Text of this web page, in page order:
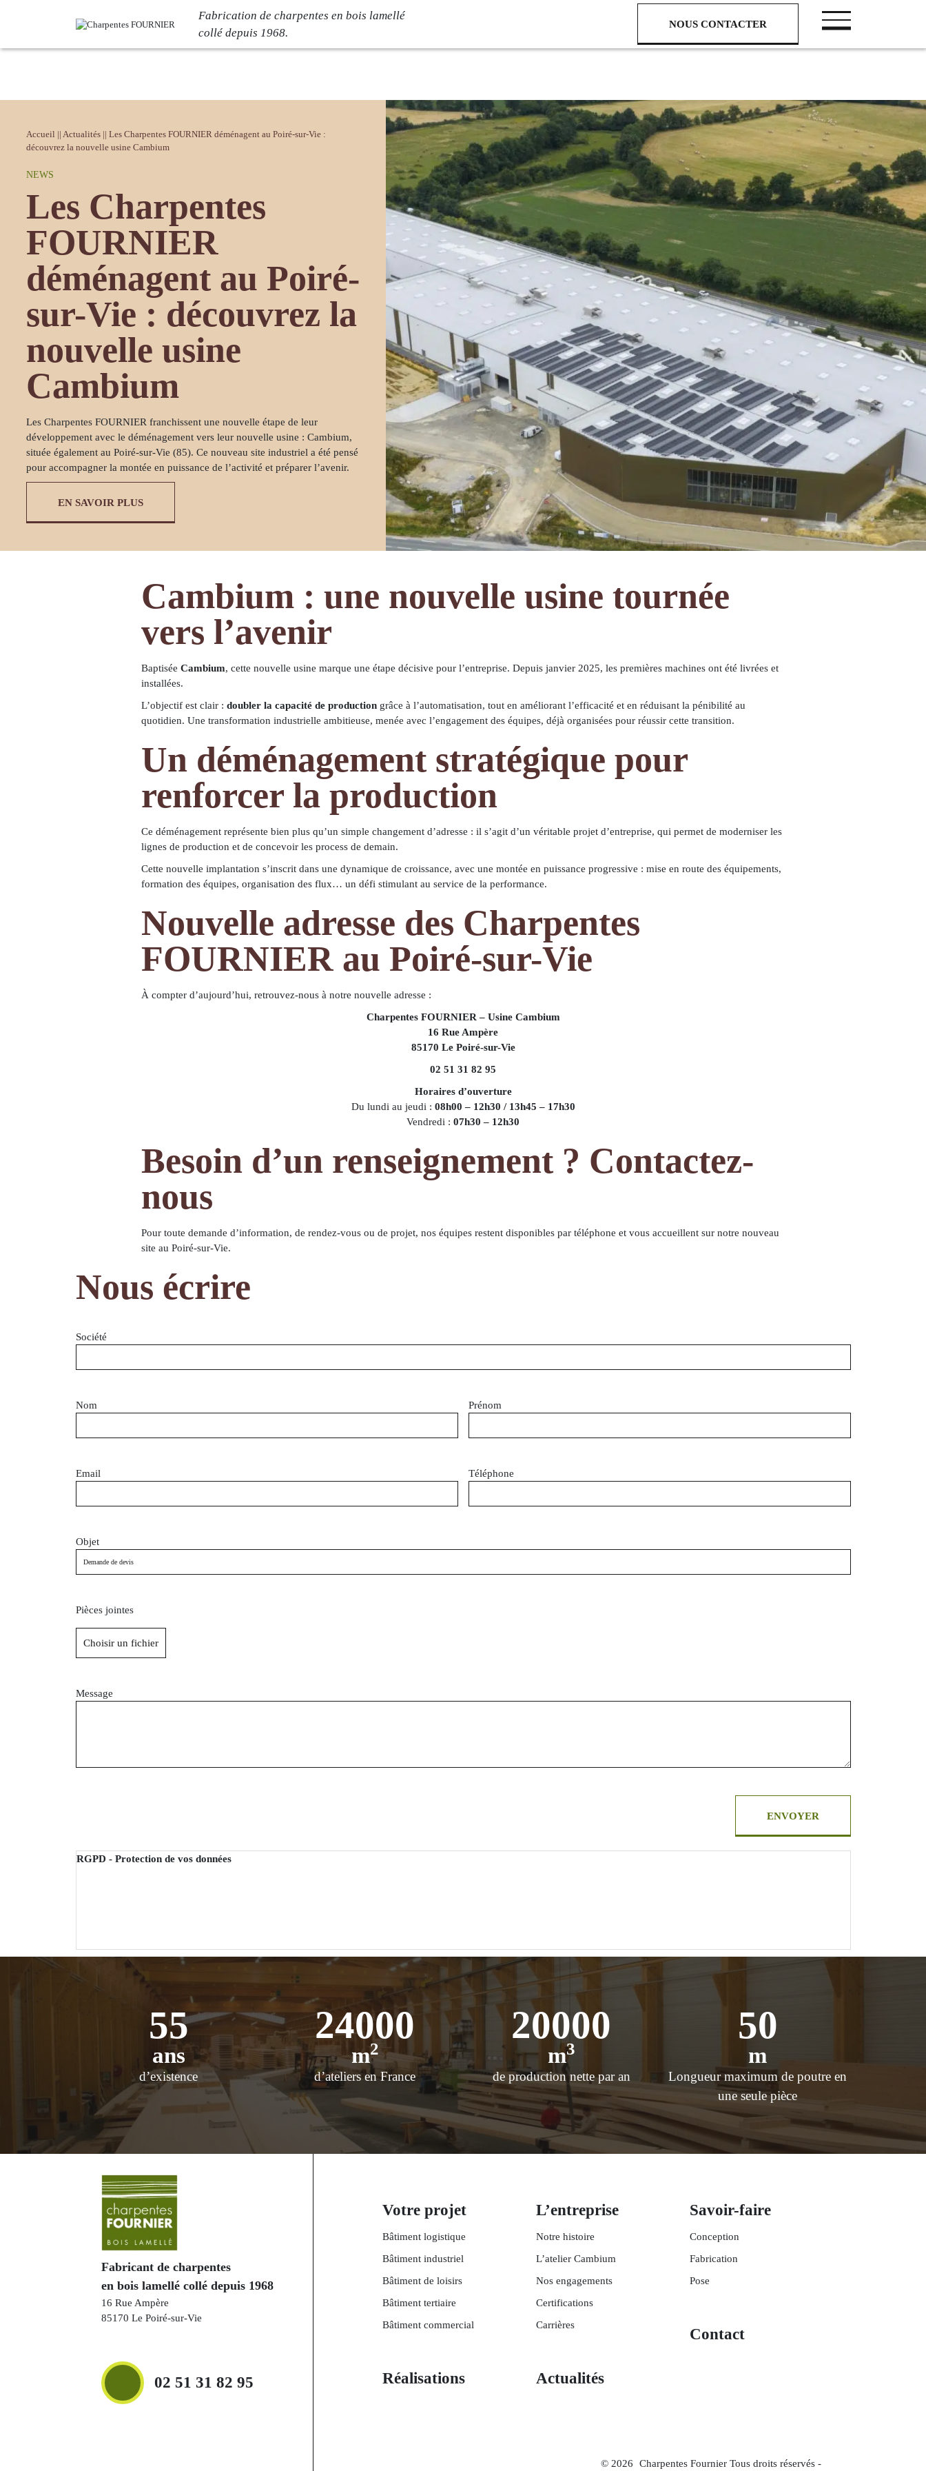
Fabrication de charpentes en bois lamellé
collé depuis 1968.
NOUS CONTACTER
Bâtiment industriel
Bâtiment de loisirs
Bâtiment commercial
Réalisations
L’atelier Cambium
Conception
Fabrication
Pose
Contact
Nous suivre
sur les réseaux
Accueil || Actualités|| Les Charpentes FOURNIER déménagent au Poiré-sur-Vie :
découvrez la nouvelle usine Cambium
NEWS
Les Charpentes
FOURNIER
déménagent au Poiré-
sur-Vie : découvrez la
nouvelle usine
Cambium
Les Charpentes FOURNIER franchissent une nouvelle étape de leur
développement avec le déménagement vers leur nouvelle usine : Cambium,
située également au Poiré-sur-Vie (85). Ce nouveau site industriel a été pensé
pour accompagner la montée en puissance de l’activité et préparer l’avenir.
EN SAVOIR PLUS
Cambium : une nouvelle usine tournée
vers l’avenir
Baptisée Cambium, cette nouvelle usine marque une étape décisive pour l’entreprise. Depuis janvier 2025, les premières machines ont été livrées et
installées.
L’objectif est clair : doubler la capacité de productiongrâce à l’automatisation, tout en améliorant l’efficacité et en réduisant la pénibilité au
quotidien. Une transformation industrielle ambitieuse, menée avec l’engagement des équipes, déjà organisées pour réussir cette transition.
Un déménagement stratégique pour
renforcer la production
Ce déménagement représente bien plus qu’un simple changement d’adresse : il s’agit d’un véritable projet d’entreprise, qui permet de moderniser les
lignes de production et de concevoir les process de demain.
Cette nouvelle implantation s’inscrit dans une dynamique de croissance, avec une montée en puissance progressive : mise en route des équipements,
formation des équipes, organisation des flux… un défi stimulant au service de la performance.
Nouvelle adresse des Charpentes
FOURNIER au Poiré-sur-Vie
À compter d’aujourd’hui, retrouvez-nous à notre nouvelle adresse :
Charpentes FOURNIER – Usine Cambium
16 Rue Ampère
85170 Le Poiré-sur-Vie
02 51 31 82 95
Horaires d’ouverture
Du lundi au jeudi : 08h00 – 12h30 / 13h45 – 17h30
Vendredi : 07h30 – 12h30
Besoin d’un renseignement ? Contactez-
nous
Pour toute demande d’information, de rendez-vous ou de projet, nos équipes restent disponibles par téléphone et vous accueillent sur notre nouveau
site au Poiré-sur-Vie.
Nous écrire
Société
Nom Prénom
Email Téléphone
Objet
Pièces jointes
Message
ENVOYER
RGPD - Protection de vos données
55
ans
d’existence
24000
m2
d’ateliers en France
20000
m3
de production nette par an
50
m
Longueur maximum de poutre en
une seule pièce
Fabricant de charpentes
en bois lamellé collé depuis 1968
16 Rue Ampère
85170 Le Poiré-sur-Vie
02 51 31 82 95
Votre projet
Bâtiment logistique
Bâtiment industriel
Bâtiment de loisirs
Bâtiment tertiaire
Bâtiment commercial
Réalisations
L’entreprise
Notre histoire
L’atelier Cambium
Nos engagements
Certifications
Carrières
Actualités
Savoir-faire
Conception
Fabrication
Pose
Contact
© 2026 Charpentes Fournier Tous droits réservés -